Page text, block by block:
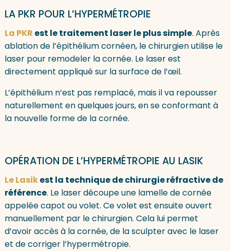
LA PKR POUR L’HYPERMÉTROPIE
La PKR est le traitement laser le plus simple. Après
ablation de l’épithélium cornéen, le chirurgien utilise le
laser pour remodeler la cornée. Le laser est
directement appliqué sur la surface de l’œil.
L’épithélium n’est pas remplacé, mais il va repousser
naturellement en quelques jours, en se conformant à
la nouvelle forme de la cornée.
OPÉRATION DE L’HYPERMÉTROPIE AU LASIK
Le Lasikest la technique de chirurgie réfractive de
référence. Le laser découpe une lamelle de cornée
appelée capot ou volet. Ce volet est ensuite ouvert
manuellement par le chirurgien. Cela lui permet
d’avoir accès à la cornée, de la sculpter avec le laser
et de corriger l’hypermétropie.